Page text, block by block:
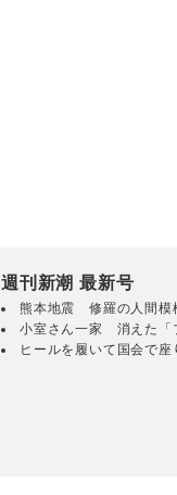
週刊新潮 最新号
熊本地震 修羅の人間模
小室さん一家 消えた「
ヒールを履いて国会で